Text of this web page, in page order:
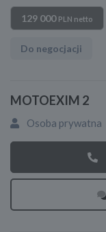
129 000 PLN netto
Do negocjacji
MOTOEXIM 2
Osoba prywatna